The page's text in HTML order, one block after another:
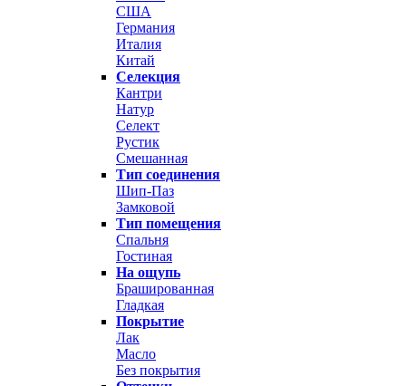
США
Германия
Италия
Китай
Селекция
Кантри
Натур
Селект
Рустик
Смешанная
Тип соединения
Шип-Паз
Замковой
Тип помещения
Спальня
Гостиная
На ощупь
Брашированная
Гладкая
Покрытие
Лак
Масло
Без покрытия